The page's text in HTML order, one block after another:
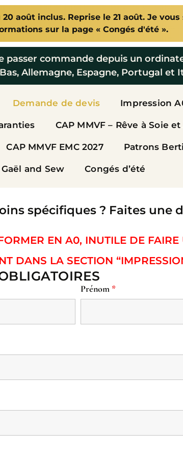
août inclus. Reprise le 21 août. Je
sur la page « Congés d'été ».
passer commande depuis un
Allemagne, Espagne, Portugal
Demande de devis Impression
CAP MMVF – Rêve à Soie
CAP MMVF EMC 2027 Patrons
and Sew Congés d’été
spécifiques ? Faites une
EN A0, INUTILE DE
DANS LA SECTION
Prénom *